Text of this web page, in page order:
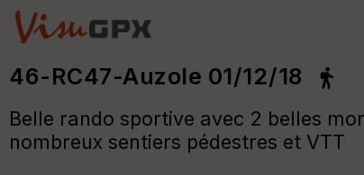
46-RC47-Auzole 01/12/18
Belle rando sportive avec 2 belles
nombreux sentiers pédestres et VTT